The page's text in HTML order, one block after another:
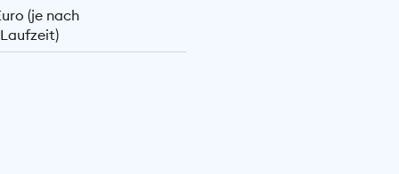
(je nach